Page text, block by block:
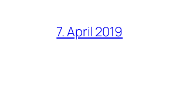
7. April 2019